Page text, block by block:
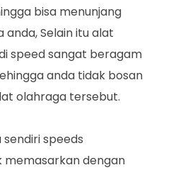
bisa menunjang
Selain itu alat
speed sangat beragam
anda tidak bosan
olahraga tersebut.
speeds
dengan